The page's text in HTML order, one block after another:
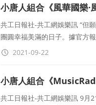
小唐人組合《風華國樂·
共工日報社-共工網娛樂訊 “但
團圓幸福美滿的日子。據官方
2021-09-22
小唐人組合《
共工日報社-共工網娛樂訊 9月